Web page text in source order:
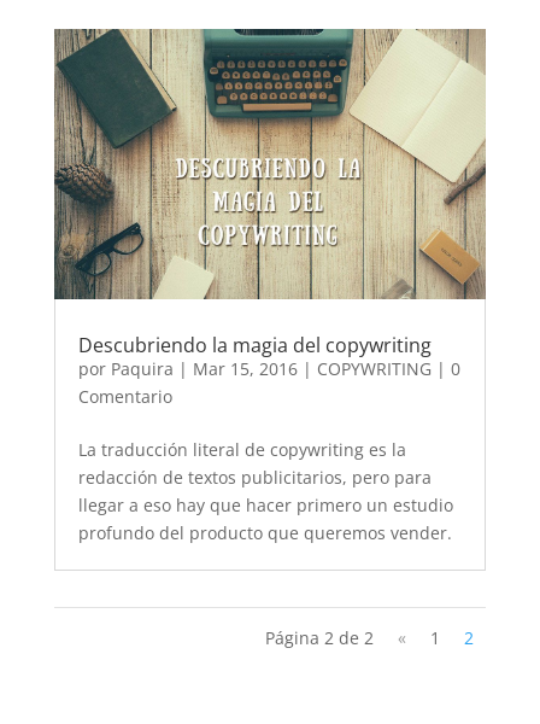
Descubriendo la magia del copywriting
por Paquira | Mar 15, 2016| COPYWRITING | 0
Comentario
La traducción literal de copywriting es la
redacción de textos publicitarios, pero para
llegar a eso hay que hacer primero un estudio
profundo del producto que queremos vender.
Página 2 de 2 « 1 2